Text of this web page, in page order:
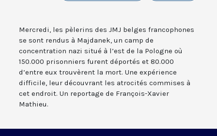
Mercredi, les pèlerins des JMJ belges francophones
se sont rendus à Majdanek, un camp de
concentration nazi situé à l’est de la Pologne où
150.000 prisonniers furent déportés et 80.000
d’entre eux trouvèrent la mort. Une expérience
difficile, leur découvrant les atrocités commises à
cet endroit. Un reportage de François-Xavier
Mathieu.